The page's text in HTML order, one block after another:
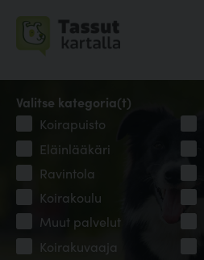
Valitse kategoria(t)
Koirapuisto
Eläinlääkäri
Ravintola
Koirakoulu
Muut palvelut
Koirakuvaaja